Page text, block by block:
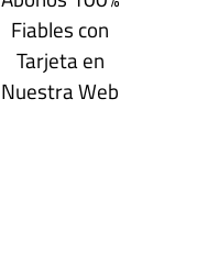
Fiables con
Tarjeta en
Nuestra Web